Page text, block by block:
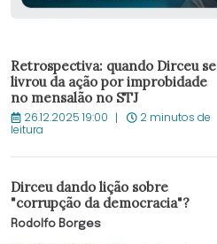
Retrospectiva: quando Dirceu se
livrou da ação por improbidade
no mensalão no STJ
26.12.2025 19:00 2 minutos de
leitura
Dirceu dando lição sobre
"corrupção da democracia"?
Rodolfo Borges